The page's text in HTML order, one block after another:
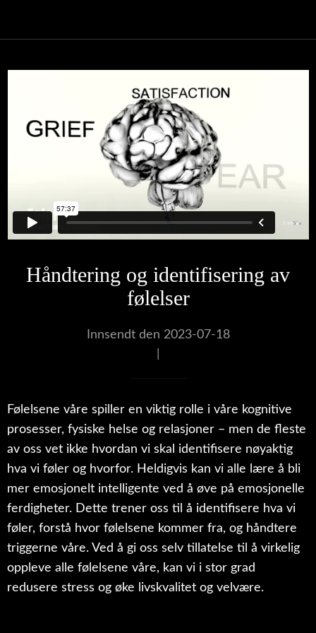
Håndtering og identifisering av
følelser
Innsendt den 2023-07-18
Følelsene våre spiller en viktig rolle i våre kognitive
prosesser, fysiske helse og relasjoner – men de fleste
av oss vet ikke hvordan vi skal identifisere nøyaktig
hva vi føler og hvorfor. Heldigvis kan vi alle lære å bli
mer emosjonelt intelligente ved å øve på emosjonelle
ferdigheter. Dette trener oss til å identifisere hva vi
føler, forstå hvor følelsene kommer fra, og håndtere
triggerne våre. Ved å gi oss selv tillatelse til å virkelig
oppleve alle følelsene våre, kan vi i stor grad
redusere stress og øke livskvalitet og velvære.